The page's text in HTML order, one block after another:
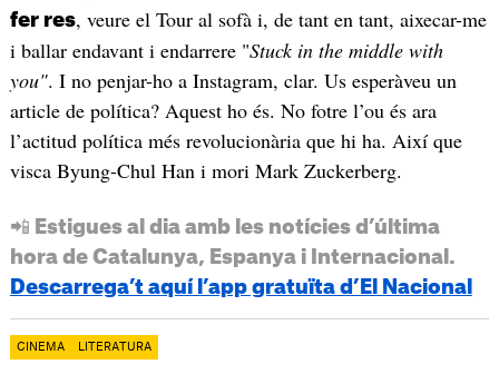
fer res, veure el Tour al sofà i, de tant en tant, aixecar-me
i ballar endavant i endarrere "Stuck in the middle with
you". I no penjar-ho a Instagram, clar. Us esperàveu un
article de política? Aquest ho és. No fotre l’ou és ara
l’actitud política més revolucionària que hi ha. Així que
visca Byung-Chul Han i mori Mark Zuckerberg.
📲 Estigues al dia amb les notícies d’última
hora de Catalunya, Espanya i Internacional.
Descarrega’t aquí l’app gratuïta d’El Nacional
CINEMA LITERATURA